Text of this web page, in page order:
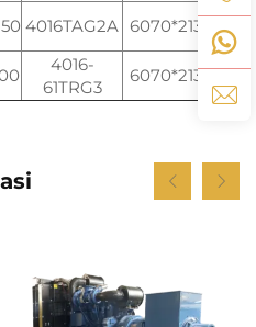
4016TAG2A 6070*2135*2575
4016-
61TRG3
6070*2135*2575